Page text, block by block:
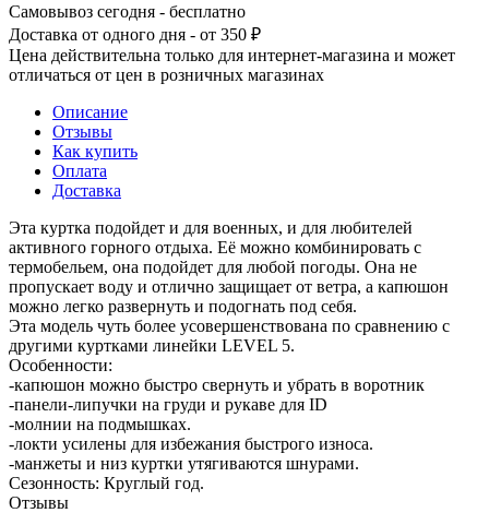
Самовывоз сегодня - бесплатно
Доставка от одного дня - от 350 ₽
Цена действительна только для интернет-магазина и может
отличаться от цен в розничных магазинах
Описание
Отзывы
Как купить
Оплата
Доставка
Эта куртка подойдет и для военных, и для любителей
активного горного отдыха. Её можно комбинировать с
термобельем, она подойдет для любой погоды. Она не
пропускает воду и отлично защищает от ветра, а капюшон
можно легко развернуть и подогнать под себя.
Эта модель чуть более усовершенствована по сравнению с
другими куртками линейки LEVEL 5.
Особенности:
-капюшон можно быстро свернуть и убрать в воротник
-панели-липучки на груди и рукаве для ID
-молнии на подмышках.
-локти усилены для избежания быстрого износа.
-манжеты и низ куртки утягиваются шнурами.
Сезонность: Круглый год.
Отзывы